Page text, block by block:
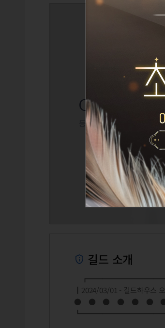
길드 소개
┃2024/03/01 -
● ● ● ● ● ●